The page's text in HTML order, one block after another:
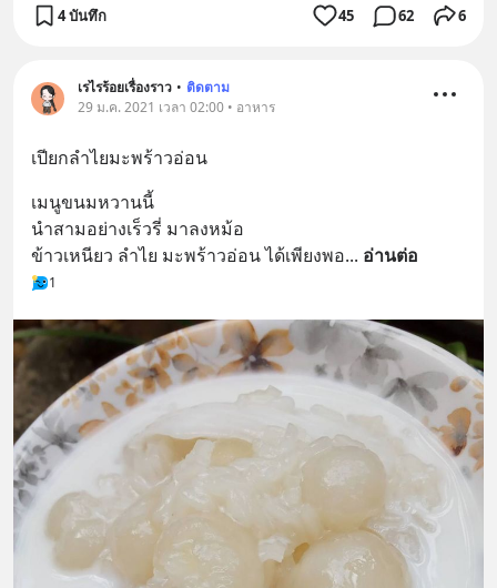
4 บันทึก 45 62 6
เรไรร้อยเรื่องราว • ติดตาม
29 ม.ค. 2021 เวลา 02:00 • อาหาร
เปียกลำไยมะพร้าวอ่อน
เมนูขนมหวานนี้
นำสามอย่างเร็วรี่ มาลงหม้อ
ข้าวเหนียว ลำไย มะพร้าวอ่อน ได้เพียงพอ... อ่านต่อ
1